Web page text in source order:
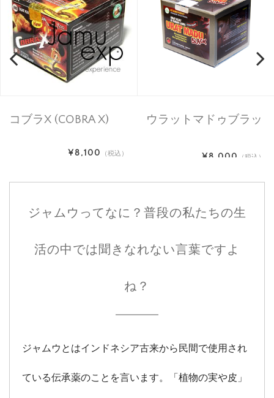
コブラX (COBRA X)
¥8,100 （税込）
ウラットマドゥブラッ
¥8,000 （税込）
ジャムウってなに？普段の私たちの生
活の中では聞きなれない言葉ですよ
ね？
ジャムウとはインドネシア古来から民間で使用され
ている伝承薬のことを言います。「植物の実や皮」